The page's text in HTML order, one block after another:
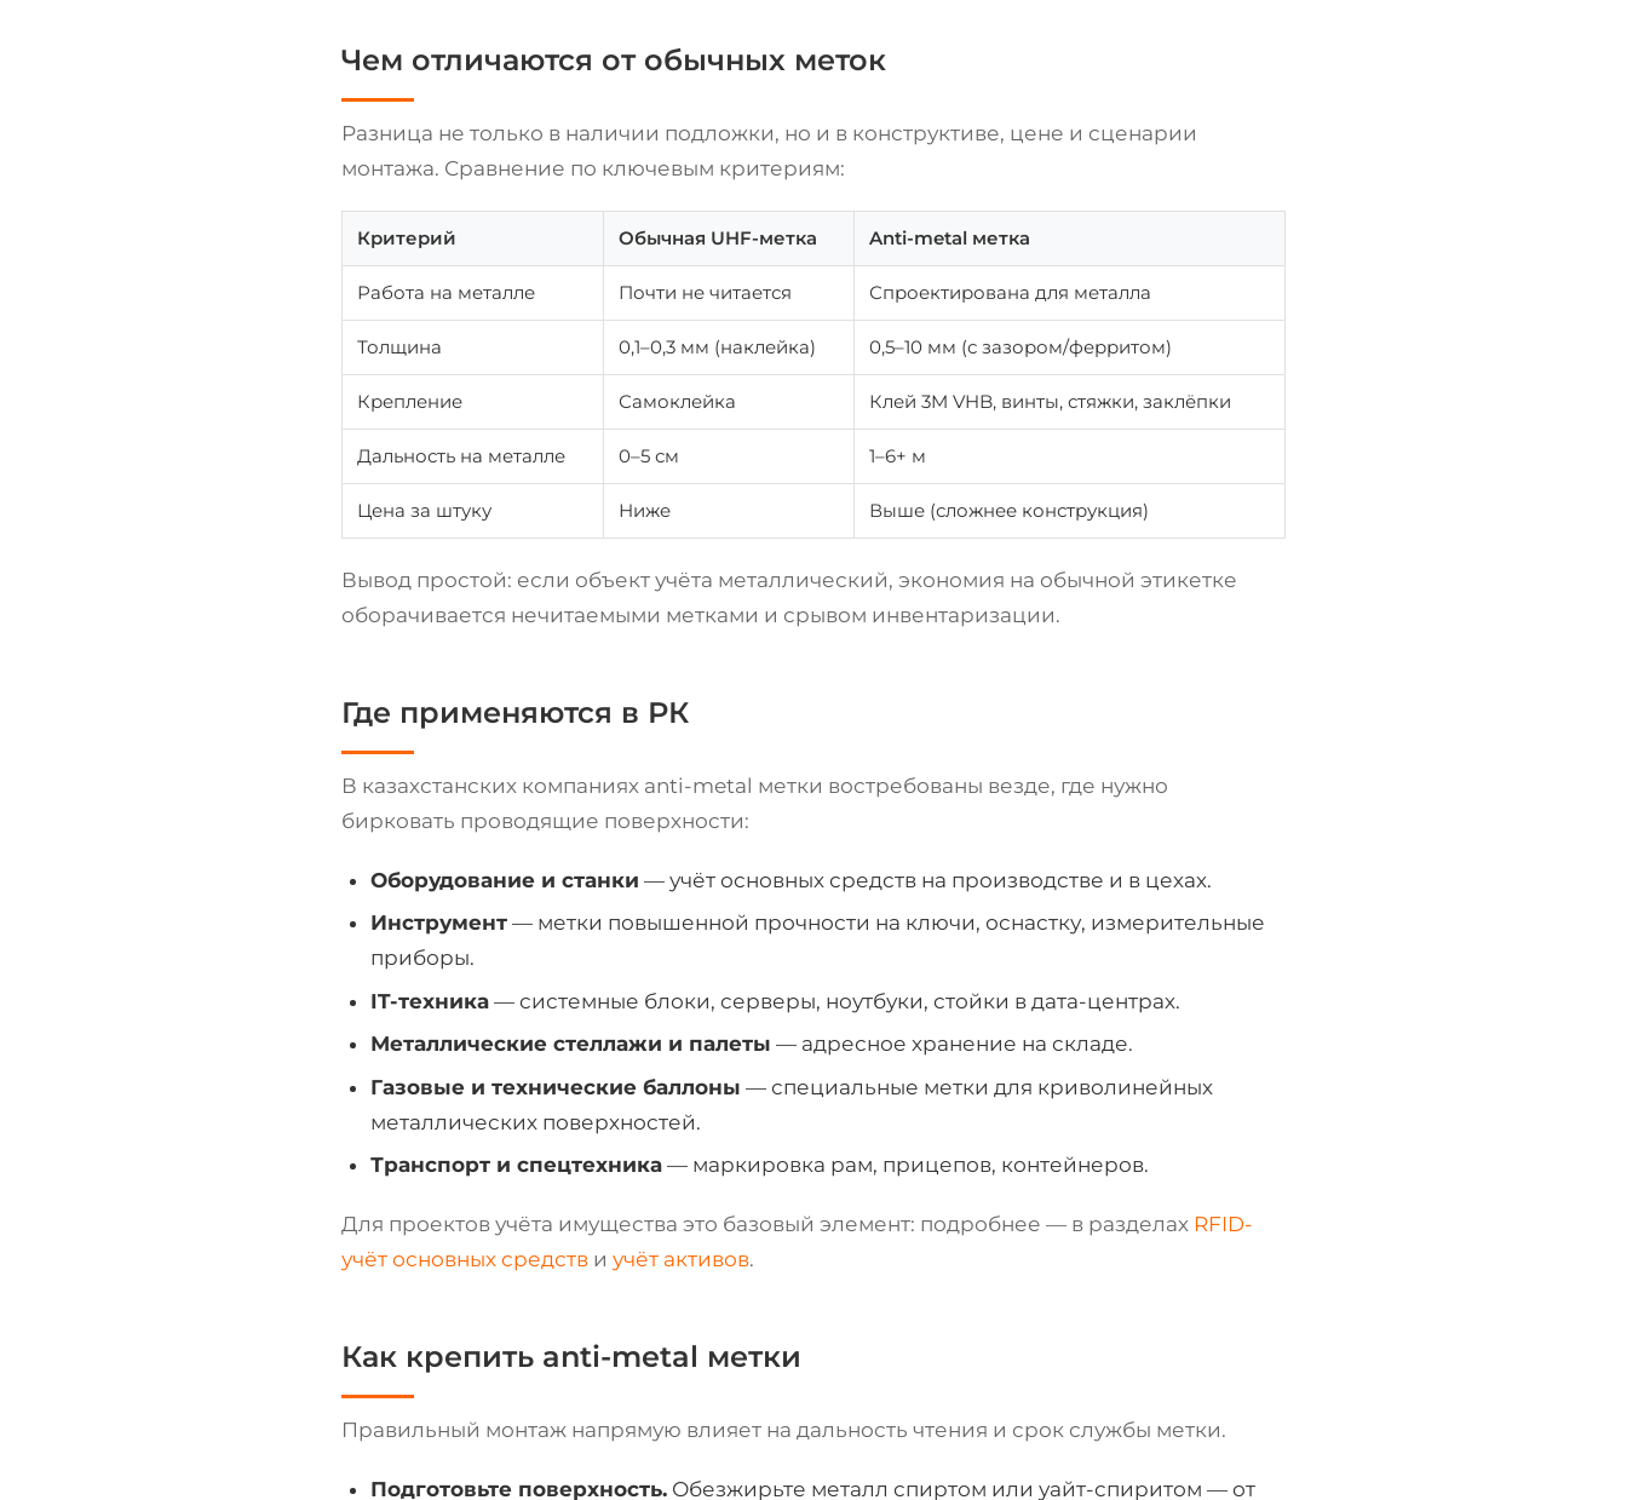
Чем отличаются от обычных меток
Разница не только в наличии подложки, но и в конструктиве, цене и сценарии
монтажа. Сравнение по ключевым критериям:
Критерий Обычная UHF-метка Anti-metal метка
Работа на металле Почти не читается Спроектирована для металла
Толщина 0,1–0,3 мм (наклейка) 0,5–10 мм (с зазором/ферритом)
Крепление Самоклейка Клей 3M VHB, винты, стяжки, заклёпки
Дальность на металле 0–5 см 1–6+ м
Цена за штуку Ниже Выше (сложнее конструкция)
Вывод простой: если объект учёта металлический, экономия на обычной этикетке
оборачивается нечитаемыми метками и срывом инвентаризации.
Где применяются в РК
В казахстанских компаниях anti-metal метки востребованы везде, где нужно
бирковать проводящие поверхности:
Оборудование и станки — учёт основных средств на производстве и в цехах.
Инструмент — метки повышенной прочности на ключи, оснастку, измерительные
приборы.
IT-техника — системные блоки, серверы, ноутбуки, стойки в дата-центрах.
Металлические стеллажи и палеты — адресное хранение на складе.
Газовые и технические баллоны — специальные метки для криволинейных
металлических поверхностей.
Транспорт и спецтехника — маркировка рам, прицепов, контейнеров.
Для проектов учёта имущества это базовый элемент: подробнее — в разделах RFID-
учёт основных средств и учёт активов.
Как крепить anti-metal метки
Правильный монтаж напрямую влияет на дальность чтения и срок службы метки.
Подготовьте поверхность. Обезжирьте металл спиртом или уайт-спиритом — от